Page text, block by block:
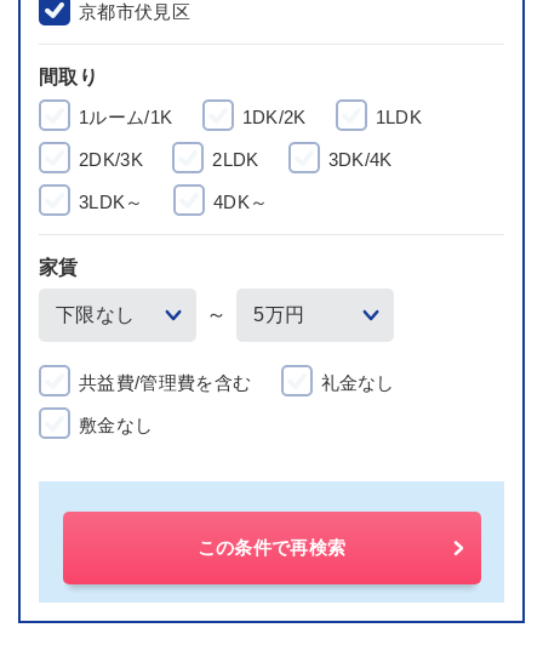
京都市伏見区
間取り
1ルーム/1K
1DK/2K 1LDK
2DK/3K 2LDK 3DK/4K
3LDK～ 4DK～
家賃
～
共益費/管理費を含む 礼金なし
敷金なし
この条件で再検索